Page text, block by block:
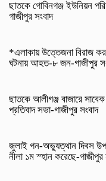
ছাতকে গোবিনগঞ্জ ইউনিয়ন
গাজীপুর সংবাদ
*এলাকায় উত্তেজনা বিরাজ
ঘটনায় আহত-৮ জন-গাজীপুর
ছাতকে আলীগঞ্জ বাজারে
প্রতিবাদ সভা-গাজীপুর সংবাদ
জুলাই গন-অভ্যুত্থান দিবস
নীলা ১ম স্হান করেছে-গাজীপুর